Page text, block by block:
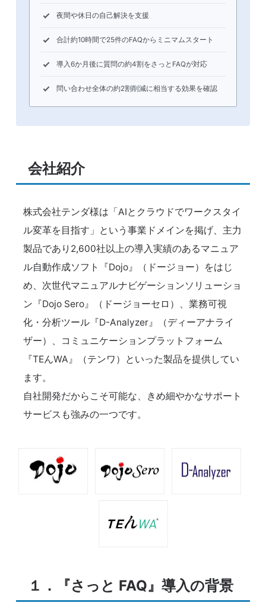
夜間や休日の自己解決を支援
合計約10時間で25件のFAQからミニマムスタート
導入6か月後に質問の約4割をさっとFAQが対応
問い合わせ全体の約2割削減に相当する効果を確認
会社紹介
株式会社テンダ様は「AIとクラウドでワークスタイ
ル変革を目指す」という事業ドメインを掲げ、主力
製品であり2,600社以上の導入実績のあるマニュア
ル自動作成ソフト『Dojo』（ドージョー）をはじ
め、次世代マニュアルナビゲーションソリューショ
ン『Dojo Sero』（ドージョーセロ）、業務可視
化・分析ツール『D-Analyzer』（ディーアナライ
ザー）、コミュニケーションプラットフォーム
『TEんWA』（テンワ）といった製品を提供してい
ます。
自社開発だからこそ可能な、きめ細やかなサポート
サービスも強みの一つです。
１．『さっと FAQ』導入の背景